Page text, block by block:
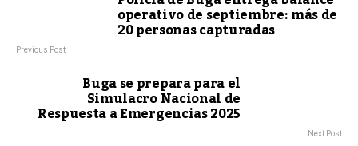
operativo de septiembre: más de
20 personas capturadas
Previous Post
Buga se prepara para el
Simulacro Nacional de
Respuesta a Emergencias 2025
Next Post